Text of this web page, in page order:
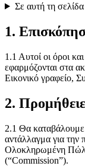
Σε αυτή τη σελίδα
1.
1.1 Αυτοί οι όροι
εφαρμόζονται στα
Εικονικό γραφείο,
2.
2.1 Θα
αντάλλαγμα για
Ολοκληρωμένη
(“Commission”).